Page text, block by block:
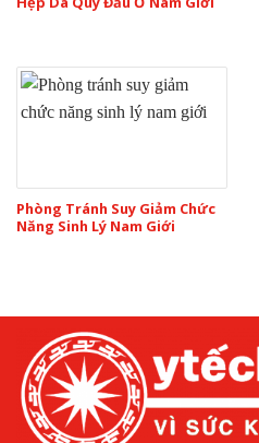
Phòng Tránh Suy Giảm Chức
Năng Sinh Lý Nam Giới